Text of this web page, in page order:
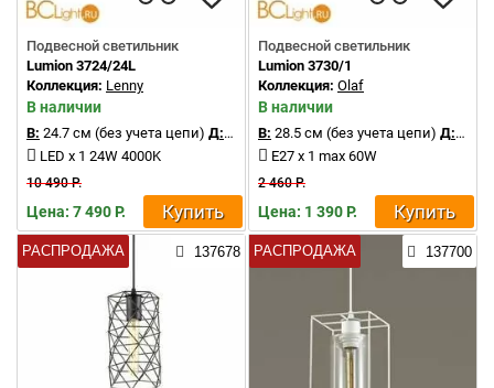
Подвесной светильник
Lumion 3724/24L
Коллекция: Lenny
В наличии
В: 24.7 см (без учета цепи) Д:32 см
LED x 1 24W 4000K
10 490 Р.
Цена: 7 490 Р. Купить
Подвесной светильник
Lumion 3730/1
Коллекция: Olaf
В наличии
В: 28.5 см (без учета цепи) Д:15.5
E27 x 1 max 60W
2 460 Р.
Цена: 1 390 Р. Купить
РАСПРОДАЖА 137678 РАСПРОДАЖА 137700